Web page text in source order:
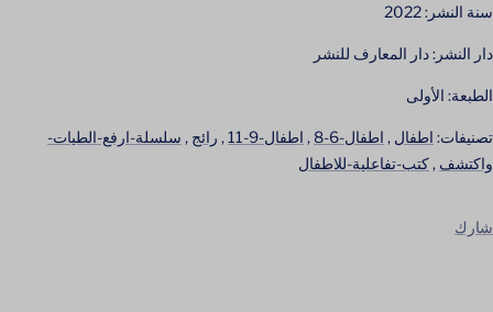
سنة النشر: 2022
دار النشر: دار المعارف للنشر
الطبعة: الأولى
تصنيفات: اطفال , اطفال-6-8 , اطفال-9-11 , رائج , سلسلة-ارفع-الطيات-
واكتشف , كتب-تفاعلية-للاطفال
شارك